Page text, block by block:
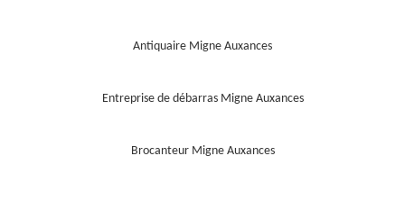
Antiquaire Migne Auxances
Entreprise de débarras Migne Auxances
Brocanteur Migne Auxances